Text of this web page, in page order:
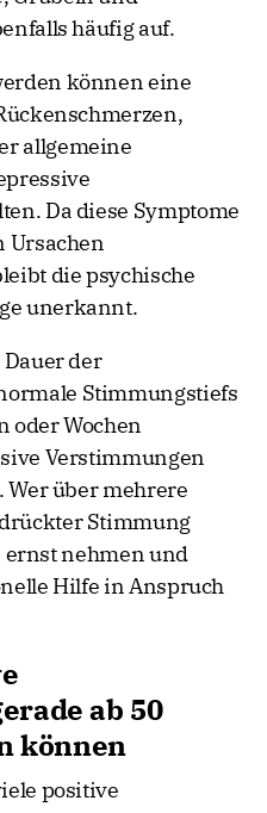
häufig auf.
können eine
allgemeine
Da diese Symptome
Ursachen
die psychische
unerkannt.
der
Stimmungstiefs
oder Wochen
Verstimmungen
über mehrere
Stimmung
ernst nehmen und
Hilfe in Anspruch
ab 50
können
positive